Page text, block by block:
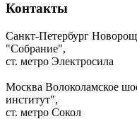
Контакты
Санкт-Петербург
"Собрание",
ст. метро Электросила
Москва Волоколамское
институт",
ст. метро Сокол